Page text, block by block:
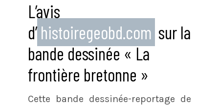
L’avis
d’ histoiregeobd.com sur la
bande dessinée « La
frontière bretonne »
Cette bande dessinée-reportage de